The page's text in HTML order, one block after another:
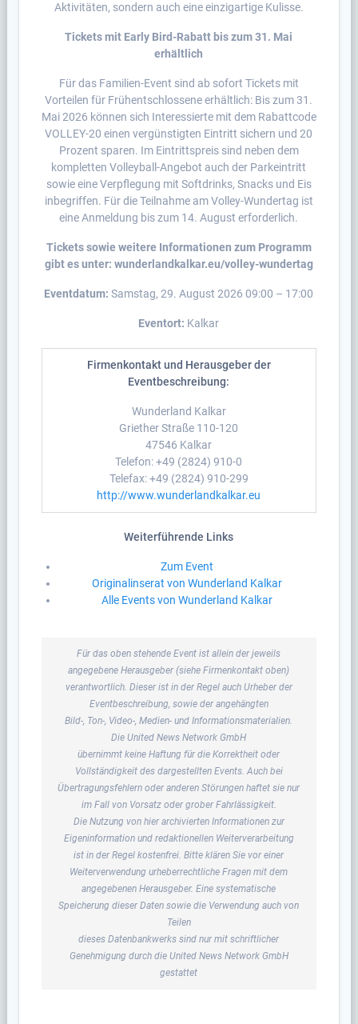
Aktivitäten, sondern auch eine einzigartige Kulisse.
Tickets mit Early Bird-Rabatt bis zum 31. Mai
erhältlich
Für das Familien-Event sind ab sofort Tickets mit
Vorteilen für Frühentschlossene erhältlich: Bis zum 31.
Mai 2026 können sich Interessierte mit dem Rabattcode
VOLLEY-20 einen vergünstigten Eintritt sichern und 20
Prozent sparen. Im Eintrittspreis sind neben dem
kompletten Volleyball-Angebot auch der Parkeintritt
sowie eine Verpflegung mit Softdrinks, Snacks und Eis
inbegriffen. Für die Teilnahme am Volley-Wundertag ist
eine Anmeldung bis zum 14. August erforderlich.
Tickets sowie weitere Informationen zum Programm
gibt es unter: wunderlandkalkar.eu/volley-wundertag
Eventdatum: Samstag, 29. August 2026 09:00 – 17:00
Eventort: Kalkar
Firmenkontakt und Herausgeber der
Eventbeschreibung:
Wunderland Kalkar
Griether Straße 110-120
47546 Kalkar
Telefon: +49 (2824) 910-0
Telefax: +49 (2824) 910-299
http://www.wunderlandkalkar.eu
Weiterführende Links
Zum Event
Originalinserat von Wunderland Kalkar
Alle Events von Wunderland Kalkar
Für das oben stehende Event ist allein der jeweils
angegebene Herausgeber (siehe Firmenkontakt oben)
verantwortlich. Dieser ist in der Regel auch Urheber der
Eventbeschreibung, sowie der angehängten
Bild-, Ton-, Video-, Medien- und Informationsmaterialien.
Die United News Network GmbH
übernimmt keine Haftung für die Korrektheit oder
Vollständigkeit des dargestellten Events. Auch bei
Übertragungsfehlern oder anderen Störungen haftet sie nur
im Fall von Vorsatz oder grober Fahrlässigkeit.
Die Nutzung von hier archivierten Informationen zur
Eigeninformation und redaktionellen Weiterverarbeitung
ist in der Regel kostenfrei. Bitte klären Sie vor einer
Weiterverwendung urheberrechtliche Fragen mit dem
angegebenen Herausgeber. Eine systematische
Speicherung dieser Daten sowie die Verwendung auch von
Teilen
dieses Datenbankwerks sind nur mit schriftlicher
Genehmigung durch die United News Network GmbH
gestattet